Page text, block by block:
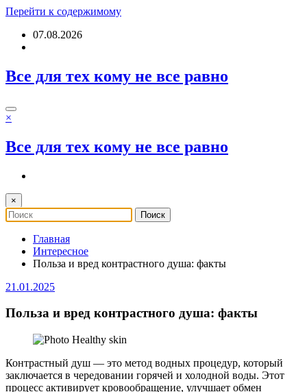
Перейти к содержимому
07.08.2026
Все для тех кому не все равно
×
Все для тех кому не все равно
×
Главная
Интересное
Польза и вред контрастного душа: факты
21.01.2025
Польза и вред контрастного душа: факты
Контрастный душ — это метод водных процедур, который
заключается в чередовании горячей и холодной воды. Этот
процесс активирует кровообращение, улучшает обмен